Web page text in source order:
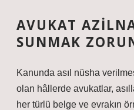
AVUKAT
SUNMAK
Kanunda asıl nüsha
olan hâllerde avukatlar,
her türlü belge ve evrakın